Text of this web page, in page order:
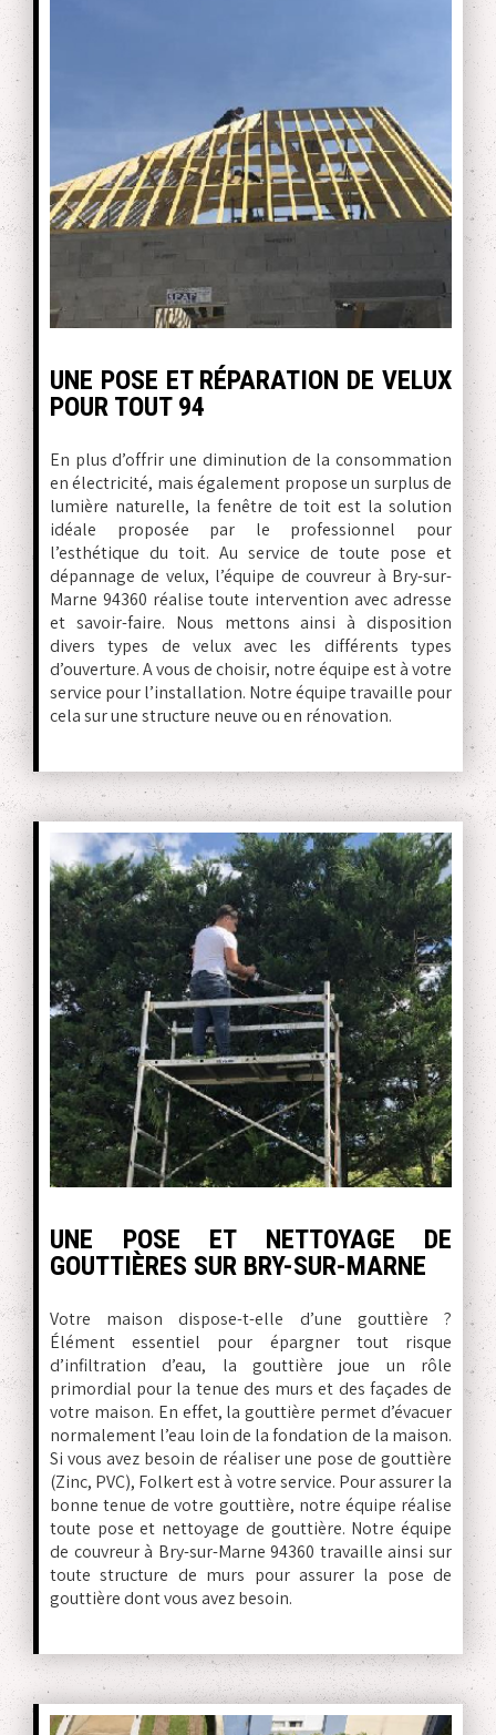
UNE POSE ET RÉPARATION DE VELUX
POUR TOUT 94
En plus d’offrir une diminution de la consommation
en électricité, mais également propose un surplus de
lumière naturelle, la fenêtre de toit est la solution
idéale proposée par le professionnel pour
l’esthétique du toit. Au service de toute pose et
dépannage de velux, l’équipe de couvreur à Bry-sur-
Marne 94360 réalise toute intervention avec adresse
et savoir-faire. Nous mettons ainsi à disposition
divers types de velux avec les différents types
d’ouverture. A vous de choisir, notre équipe est à votre
service pour l’installation. Notre équipe travaille pour
cela sur une structure neuve ou en rénovation.
UNE POSE ET NETTOYAGE DE
GOUTTIÈRES SUR BRY-SUR-MARNE
Votre maison dispose-t-elle d’une gouttière ?
Élément essentiel pour épargner tout risque
d’infiltration d’eau, la gouttière joue un rôle
primordial pour la tenue des murs et des façades de
votre maison. En effet, la gouttière permet d’évacuer
normalement l’eau loin de la fondation de la maison.
Si vous avez besoin de réaliser une pose de gouttière
(Zinc, PVC), Folkert est à votre service. Pour assurer la
bonne tenue de votre gouttière, notre équipe réalise
toute pose et nettoyage de gouttière. Notre équipe
de couvreur à Bry-sur-Marne 94360 travaille ainsi sur
toute structure de murs pour assurer la pose de
gouttière dont vous avez besoin.